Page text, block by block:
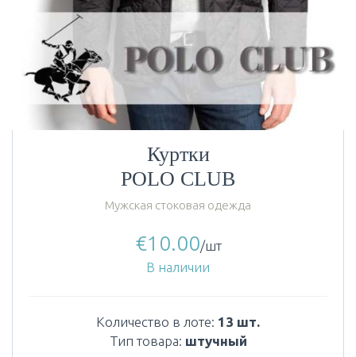
Куртки
POLO CLUB
Мужская стоковая одежда
€10.00/шт
В наличии
Количество в лоте: 13 шт.
Тип товара: штучный